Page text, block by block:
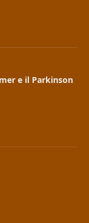
e il Parkinson